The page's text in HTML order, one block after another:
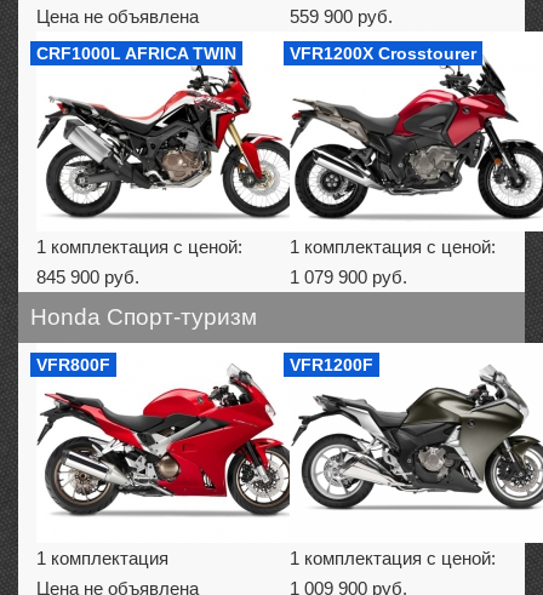
Цена не объявлена
559 900 руб.
CRF1000L AFRICA TWIN
1 комплектация с ценой:
845 900 руб.
VFR1200X Crosstourer
1 комплектация с ценой:
1 079 900 руб.
Honda Спорт-туризм
VFR800F
1 комплектация
Цена не объявлена
VFR1200F
1 комплектация с ценой:
1 009 900 руб.